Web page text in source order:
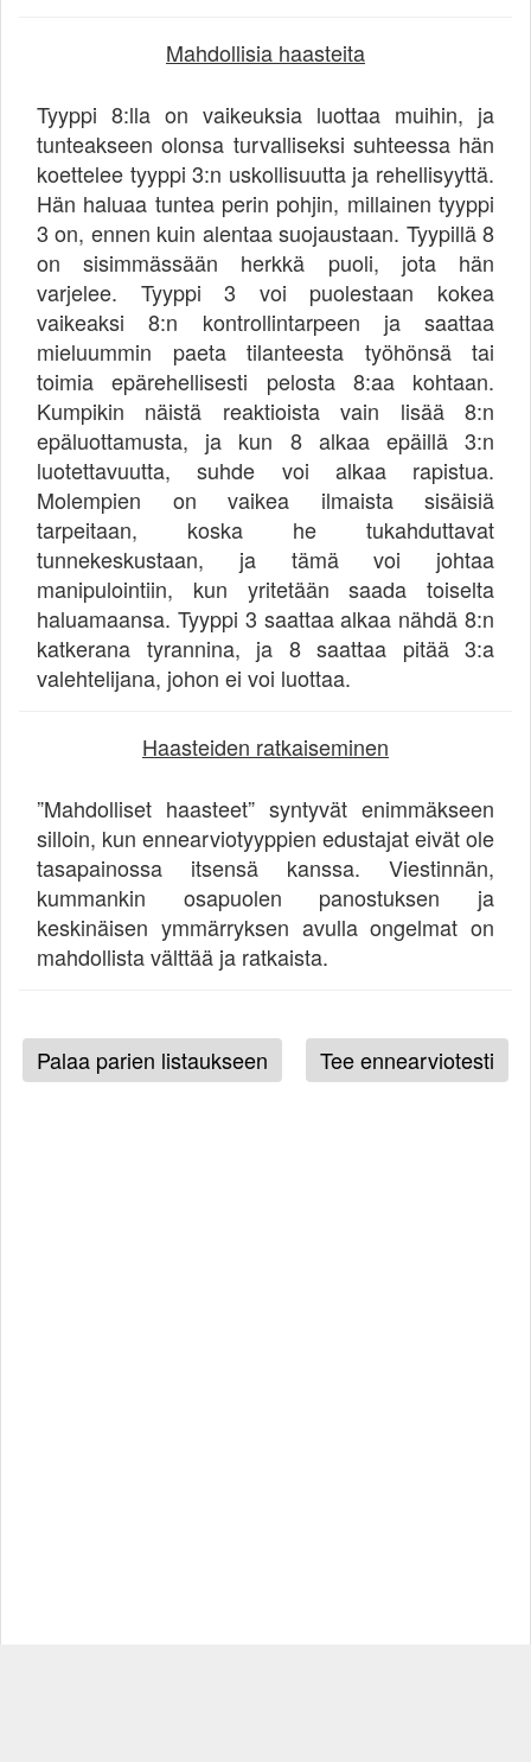
Mahdollisia haasteita
Tyyppi 8:lla on vaikeuksia luottaa muihin, ja
tunteakseen olonsa turvalliseksi suhteessa hän
koettelee tyyppi 3:n uskollisuutta ja rehellisyyttä.
Hän haluaa tuntea perin pohjin, millainen tyyppi
3 on, ennen kuin alentaa suojaustaan. Tyypillä 8
on sisimmässään herkkä puoli, jota hän
varjelee. Tyyppi 3 voi puolestaan kokea
vaikeaksi 8:n kontrollintarpeen ja saattaa
mieluummin paeta tilanteesta työhönsä tai
toimia epärehellisesti pelosta 8:aa kohtaan.
Kumpikin näistä reaktioista vain lisää 8:n
epäluottamusta, ja kun 8 alkaa epäillä 3:n
luotettavuutta, suhde voi alkaa rapistua.
Molempien on vaikea ilmaista sisäisiä
tarpeitaan, koska he tukahduttavat
tunnekeskustaan, ja tämä voi johtaa
manipulointiin, kun yritetään saada toiselta
haluamaansa. Tyyppi 3 saattaa alkaa nähdä 8:n
katkerana tyrannina, ja 8 saattaa pitää 3:a
valehtelijana, johon ei voi luottaa.
Haasteiden ratkaiseminen
”Mahdolliset haasteet” syntyvät enimmäkseen
silloin, kun ennearviotyyppien edustajat eivät ole
tasapainossa itsensä kanssa. Viestinnän,
kummankin osapuolen panostuksen ja
keskinäisen ymmärryksen avulla ongelmat on
mahdollista välttää ja ratkaista.
Palaa parien listaukseen Tee ennearviotesti